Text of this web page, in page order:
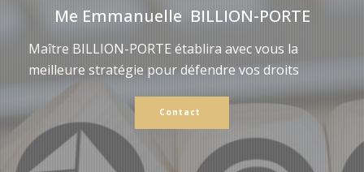
Me Emmanuelle BILLION-PORTE
Maître BILLION-PORTE établira avec vous la
meilleure stratégie pour défendre vos droits
Contact